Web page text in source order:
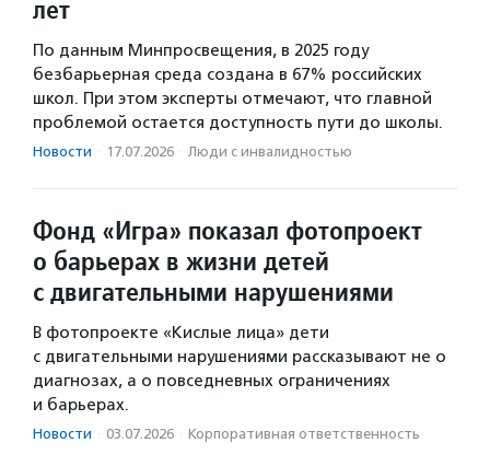
лет
По данным Минпросвещения, в 2025 году
безбарьерная среда создана в 67% российских
школ. При этом эксперты отмечают, что главной
проблемой остается доступность пути до школы.
Новости · 17.07.2026 · Люди с инвалидностью
Фонд «Игра» показал фотопроект
о барьерах в жизни детей
с двигательными нарушениями
В фотопроекте «Кислые лица» дети
с двигательными нарушениями рассказывают не о
диагнозах, а о повседневных ограничениях
и барьерах.
Новости · 03.07.2026 · Корпоративная ответственность